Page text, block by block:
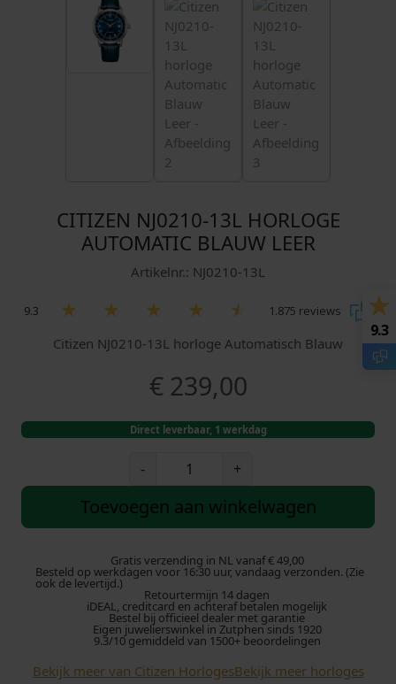
CITIZEN NJ0210-13L HORLOGE
AUTOMATIC BLAUW LEER
Artikelnr.: NJ0210-13L
9.3 1.875 reviews
Citizen NJ0210-13L horloge Automatisch Blauw
€239,00
Direct leverbaar, 1 werkdag
-
t
e
n
J
0
1
+
Toevoegen aan winkelwagen
Gratis verzending in NL vanaf € 49,00
Besteld op werkdagen voor 16:30 uur, vandaag verzonden. (Zie
ook de levertijd.)
Retourtermijn 14 dagen
iDEAL, creditcard en achteraf betalen mogelijk
Bestel bij officieel dealer met garantie
Eigen juwelierswinkel in Zutphen sinds 1920
9.3/10 gemiddeld van 1500+ beoordelingen
Bekijk meer van Citizen HorlogesBekijk meer horloges
9.3